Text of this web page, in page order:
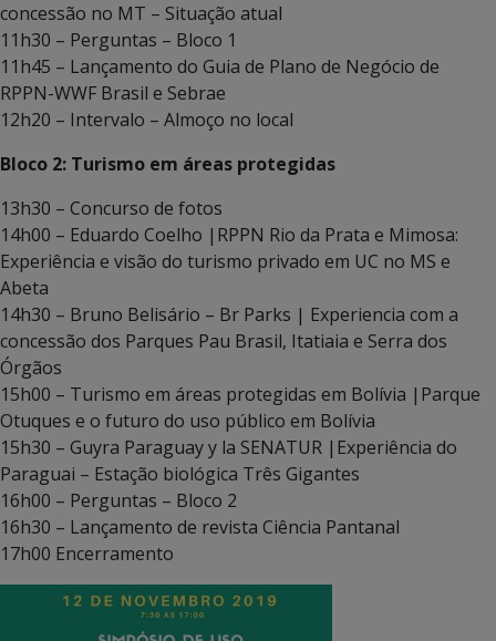
concessão no MT – Situação atual
11h30 – Perguntas – Bloco 1
11h45 – Lançamento do Guia de Plano de Negócio de
RPPN-WWF Brasil e Sebrae
12h20 – Intervalo – Almoço no local
Bloco 2: Turismo em áreas protegidas
13h30 – Concurso de fotos
14h00 – Eduardo Coelho |RPPN Rio da Prata e Mimosa:
Experiência e visão do turismo privado em UC no MS e
Abeta
14h30 – Bruno Belisário – Br Parks | Experiencia com a
concessão dos Parques Pau Brasil, Itatiaia e Serra dos
Órgãos
15h00 – Turismo em áreas protegidas em Bolívia |Parque
Otuques e o futuro do uso público em Bolívia
15h30 – Guyra Paraguay y la SENATUR |Experiência do
Paraguai – Estação biológica Três Gigantes
16h00 – Perguntas – Bloco 2
16h30 – Lançamento de revista Ciência Pantanal
17h00 Encerramento